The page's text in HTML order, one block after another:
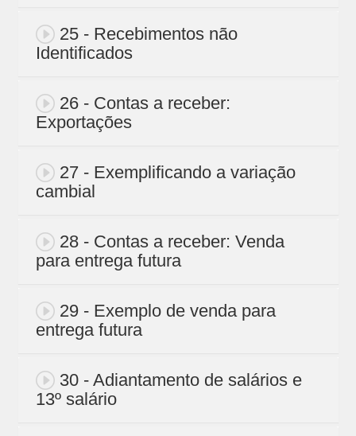
25 - Recebimentos não
Identificados
26 - Contas a receber:
Exportações
27 - Exemplificando a variação
cambial
28 - Contas a receber: Venda
para entrega futura
29 - Exemplo de venda para
entrega futura
30 - Adiantamento de salários e
13º salário